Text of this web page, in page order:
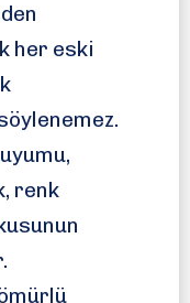
her eski
renk